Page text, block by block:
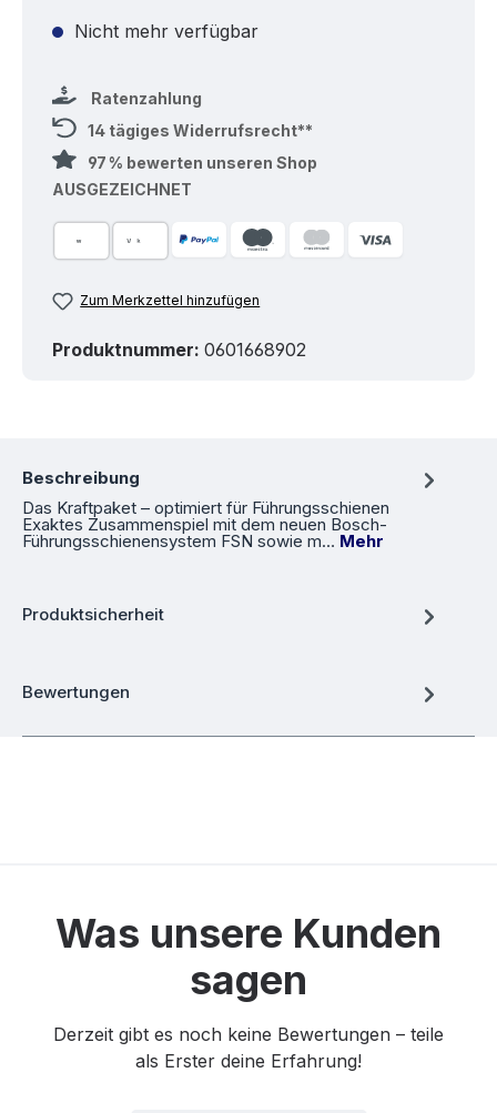
Nicht mehr verfügbar
Ratenzahlung
14 tägiges Widerrufsrecht**
97 % bewerten unseren Shop
AUSGEZEICHNET
Zum Merkzettel hinzufügen
Produktnummer: 0601668902
Beschreibung
Das Kraftpaket – optimiert für Führungsschienen
Exaktes Zusammenspiel mit dem neuen Bosch-
Führungsschienensystem FSN sowie m… Mehr
Produktsicherheit
Bewertungen
Was unsere Kunden
sagen
Derzeit gibt es noch keine Bewertungen – teile
als Erster deine Erfahrung!